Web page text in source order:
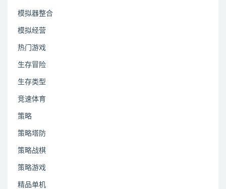
模拟器整合
模拟经营
热门游戏
生存冒险
生存类型
竞速体育
策略
策略塔防
策略战棋
策略游戏
精品单机